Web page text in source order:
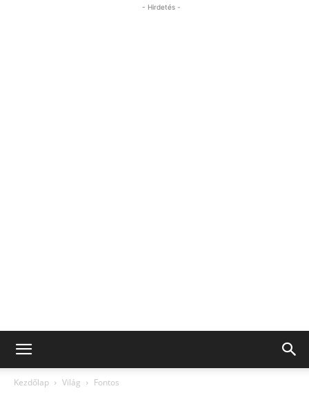
- Hirdetés -
Kezdőlap Világ Fontos